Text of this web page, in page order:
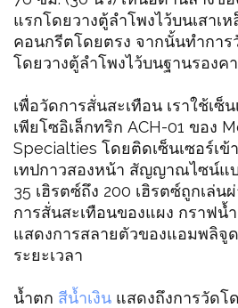
แรกโดยวางตู้ลำโพงไว้บนเสาเ
คอนกรีตโดยตรง จากนั้นทำการ
โดยวางตู้ลำโพงไว้บนฐานรองค
เพื่อวัดการสั่นสะเทือน เราใช้เซ็
เพียโซอิเล็กทริก ACH-01 ของ
Specialties โดยติดเซ็นเซอร์เข้
เทปกาวสองหน้า สัญญาณไซน์แ
35 เฮิรตซ์ถึง 200 เฮิรตซ์ถูกเล่น
การสั่นสะเทือนของแผง กราฟน้
แสดงการสลายตัวของแอมพลิจู
ระยะเวลา
น้ำตก สีน้ำเงิน แสดงถึงการวัดโ